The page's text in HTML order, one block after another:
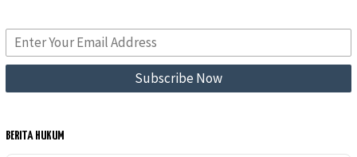
BERITA HUKUM